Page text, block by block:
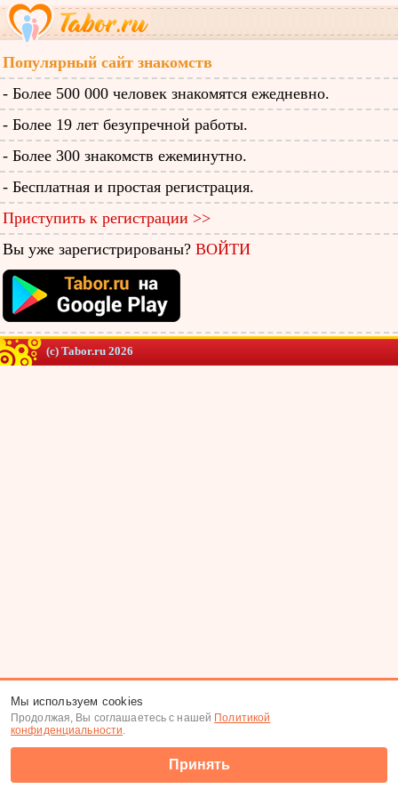
Популярный сайт знакомств
- Более 500 000 человек знакомятся ежедневно.
- Более 19 лет безупречной работы.
- Более 300 знакомств ежеминутно.
- Бесплатная и простая регистрация.
Приступить к регистрации >>
Вы уже зарегистрированы? ВОЙТИ
(c) Tabor.ru 2026
Мы используем cookies
Продолжая, Вы соглашаетесь с нашей Политикой
конфиденциальности.
Принять